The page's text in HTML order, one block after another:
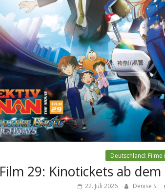
Deutschland: Filme
Film 29: Kinotickets ab
22. Juli 2026 Denise S.